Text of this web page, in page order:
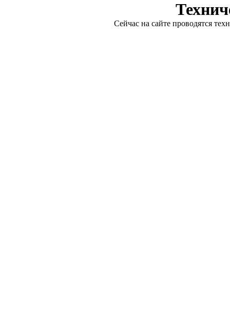
Сейчас на сайте проводятся